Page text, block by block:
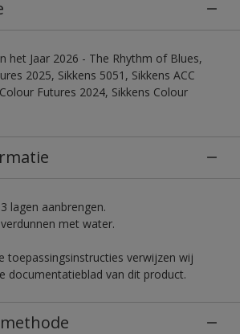
het Jaar 2026 - The Rhythm of Blues,
2025, Sikkens 5051, Sikkens ACC
Futures 2024, Sikkens Colour
lagen aanbrengen.
met water.
toepassingsinstructies verwijzen wij
documentatieblad van dit product.